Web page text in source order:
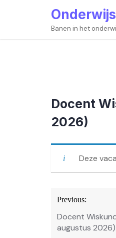
Banen in het
Docent
2026)
Deze
Bericht
Previous:
Docent
augustus 2026)